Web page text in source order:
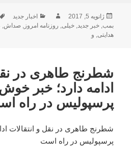
ارسال
شده
در
ژانویه 5, 2017 نویسندهدسته‌ها
اخبار جدید
بمب,خبر جدید,خیلی, روزنامه امروز,صداش,
هدایتی, و
شطرنج طاهری در
ادامه دارد؛ خبر
پرسپولیس در راه
شطرنج طاهری در نقل و انتقالات
پرسپولیس در راه است